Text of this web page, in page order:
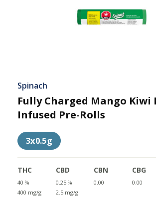
Spinach
Fully Charged Mango Kiwi
Infused Pre-Rolls
3x0.5g
THC
40 %
400 mg/g
CBD
0.25 %
2.5 mg/g
CBN
0.00
CBG
0.00